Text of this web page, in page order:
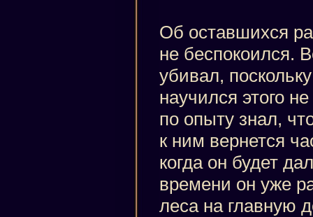
Об оставшихся
не беспокоился.
убивал,
научился этого
по опыту знал,
к ним вернется
когда он будет
времени он уже
леса на главную